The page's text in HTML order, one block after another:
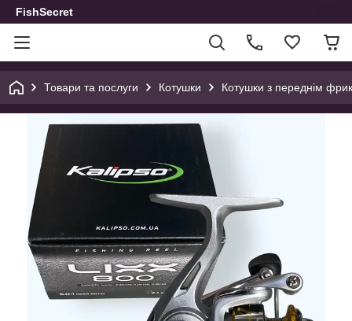
FishSecret
Товари та послуги Котушки Котушки з переднім